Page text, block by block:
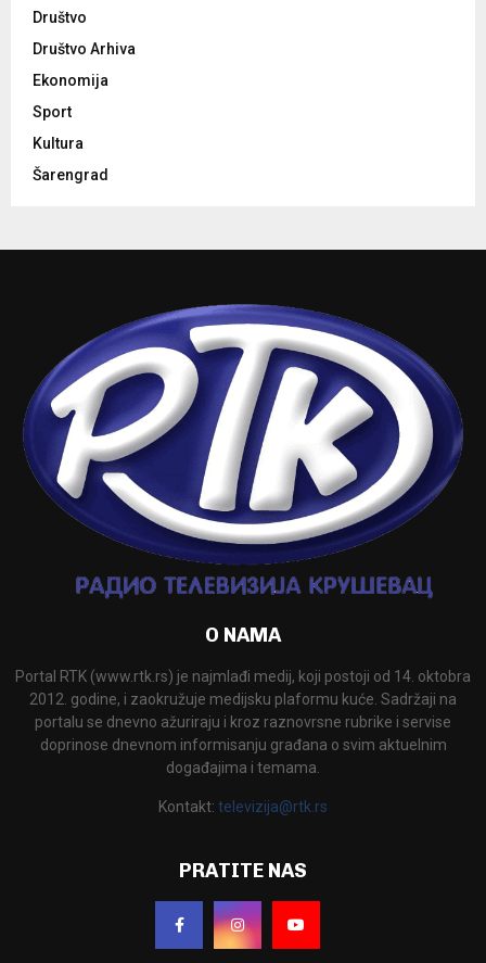
Društvo
Društvo Arhiva
Ekonomija
Sport
Kultura
Šarengrad
O NAMA
Portal RTK (www.rtk.rs) je najmlađi medij, koji postoji od 14. oktobra
2012. godine, i zaokružuje medijsku plaformu kuće. Sadržaji na
portalu se dnevno ažuriraju i kroz raznovrsne rubrike i servise
doprinose dnevnom informisanju građana o svim aktuelnim
događajima i temama.
Kontakt: televizija@rtk.rs
PRATITE NAS